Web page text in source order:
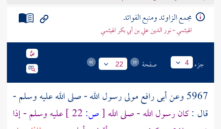
مجمع الزاوئد ومنبع الفوائد
الهيثمي - نور الدين علي بن أبي بكر الهيثمي
جزء 4 صفحة 22
5967 وعن أبى رافعمولى رسول الله - صلى الله عليه وسلم -
قال :كان رسول الله - صلى الله[ص:
عليه وسلم - إذا